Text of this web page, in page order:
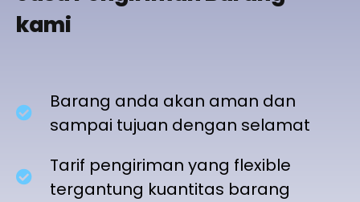
kami
Barang anda akan aman dan
sampai tujuan dengan selamat
Tarif pengiriman yang flexible
tergantung kuantitas barang